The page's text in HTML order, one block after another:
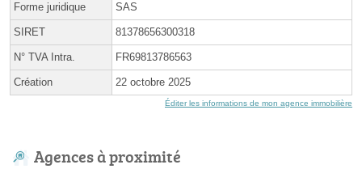
Forme juridique SAS
SIRET 81378656300318
N° TVA Intra. FR69813786563
Création 22 octobre 2025
Éditer les informations de mon agence immobilière
Agences à proximité